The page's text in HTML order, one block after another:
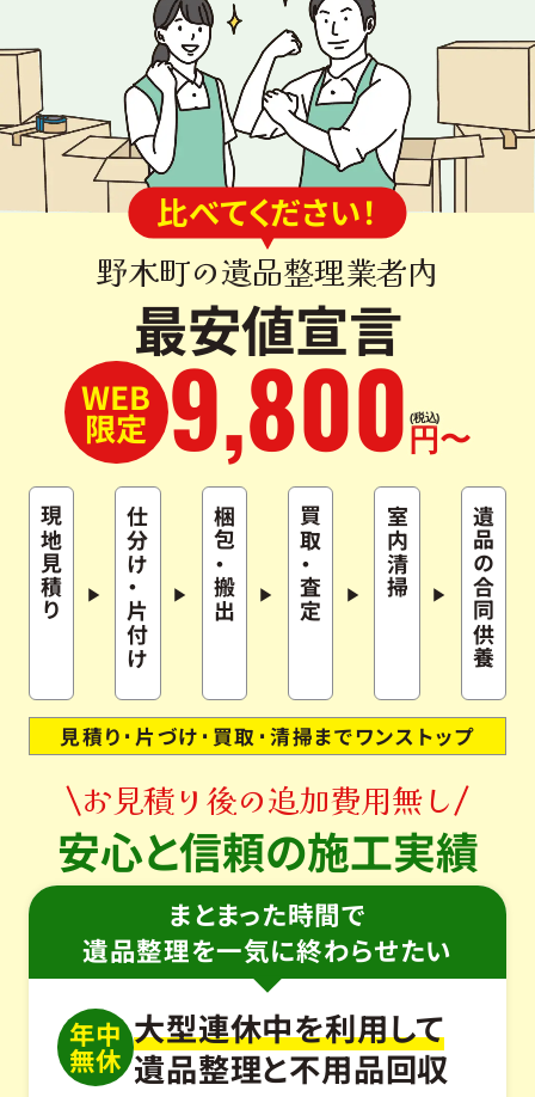
比べてください！
野木町の遺品整理業者内
最安値宣言
WEB
限定 9,800 円〜
(税込)
現地見積り 仕分け
・
片付け
梱包
・
搬出
買取
・
査定
室内清掃 遺品の合同供養
見積り･片づけ･買取･清掃までワンストップ
お見積り後の追加費用無し
安心と信頼の施工実績
まとまった時間で
遺品整理を一気に終わらせたい
年中
無休
大型連休中を利用して
遺品整理と不用品回収